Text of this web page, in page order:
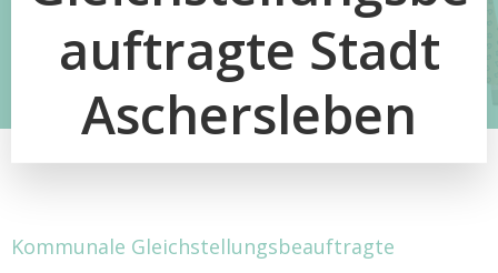
auftragte Stadt
Aschersleben
Kommunale Gleichstellungsbeauftragte